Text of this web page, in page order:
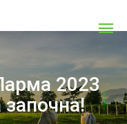
2023
започна!